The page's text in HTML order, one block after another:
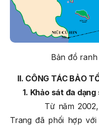
Bản đồ
II. CÔNG TÁC BẢO
1. Khảo sát đa dạng
Từ năm 2002,
Trang đã phối hợp